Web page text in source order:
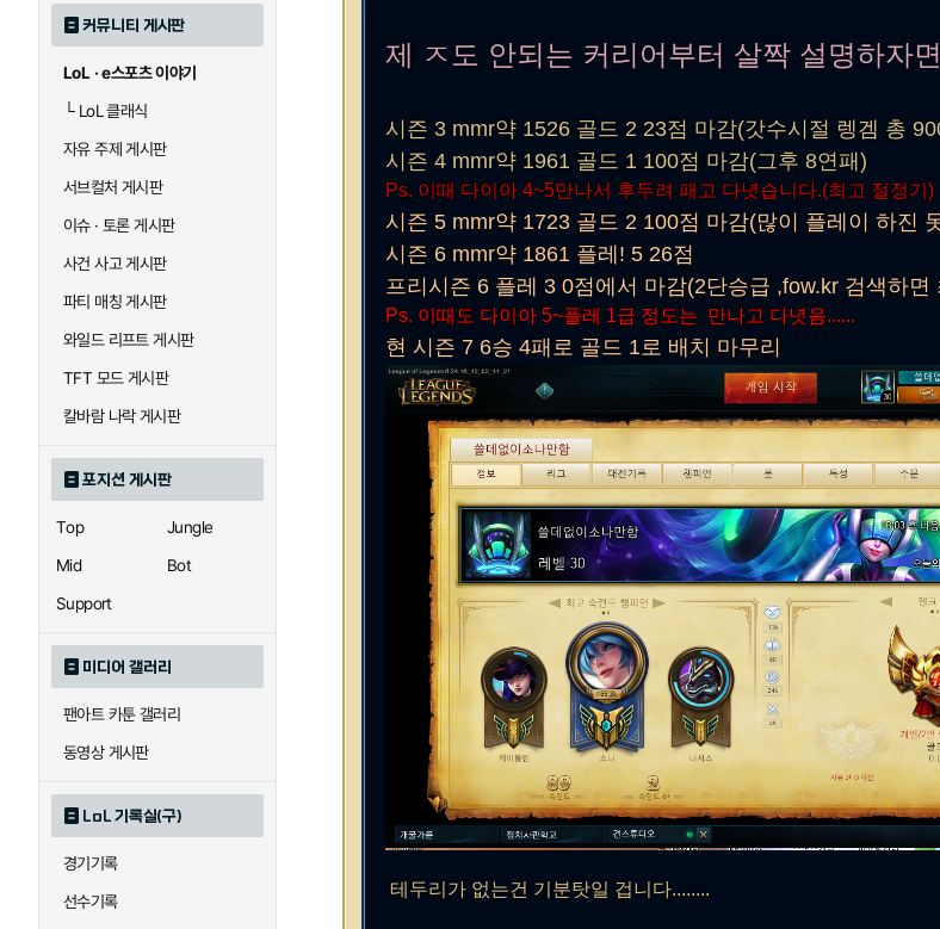
커뮤니티 게시판
LoL · e스포츠 이야기
└LoL 클래식
자유 주제 게시판
서브컬처 게시판
이슈 · 토론 게시판
사건 사고 게시판
파티 매칭 게시판
와일드 리프트 게시판
TFT 모드 게시판
칼바람 나락 게시판
포지션 게시판
Top
Jungle
Mid
Bot
Support
미디어 갤러리
팬아트 카툰 갤러리
동영상 게시판
LoL 기록실(구)
경기기록
선수기록
제 ㅈ도 안되는 커리어부터 살짝 설명하자
시즌 3 mmr약 1526 골드 2 23점 마감(갓수시절 렝겜 총
시즌 4 mmr약 1961 골드 1 100점 마감(그후 8연패)
Ps. 이때 다이아 4~5만나서 후두려 패고 다녓습니다.(최고 절정기)
시즌 5 mmr약 1723 골드 2 100점 마감(많이 플레이 하진
시즌 6 mmr약 1861 플레! 5 26점
프리시즌 6 플레 3 0점에서 마감(2단승급 ,fow.kr 검색하면
Ps. 이때도 다이아 5~플레 1급 정도는 만나고 다녓음......
현 시즌 7 6승 4패로 골드 1로 배치 마무리
테두리가 없는건 기분탓일 겁니다........